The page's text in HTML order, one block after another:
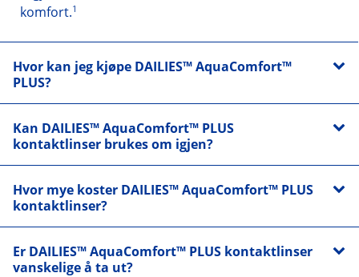
komfort.1
Hvor kan jeg kjøpe DAILIES™ AquaComfort™
PLUS?
Kan DAILIES™ AquaComfort™ PLUS
kontaktlinser brukes om igjen?
Hvor mye koster DAILIES™ AquaComfort™ PLUS
kontaktlinser?
Er DAILIES™ AquaComfort™ PLUS kontaktlinser
vanskelige å ta ut?